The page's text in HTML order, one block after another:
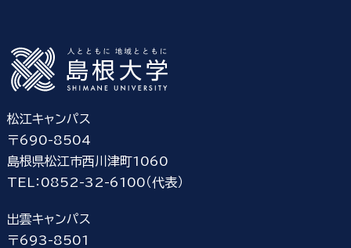
松江キャンパス
〒690-8504
島根県松江市西川津町1060
TEL：0852-32-6100（代表）
出雲キャンパス
〒693-8501